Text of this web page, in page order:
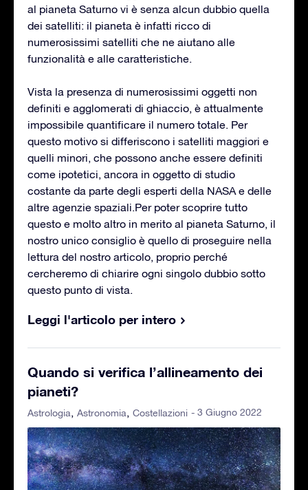
al pianeta Saturno vi è senza alcun dubbio quella
dei satelliti: il pianeta è infatti ricco di
numerosissimi satelliti che ne aiutano alle
funzionalità e alle caratteristiche.
Vista la presenza di numerosissimi oggetti non
definiti e agglomerati di ghiaccio, è attualmente
impossibile quantificare il numero totale. Per
questo motivo si differiscono i satelliti maggiori e
quelli minori, che possono anche essere definiti
come ipotetici, ancora in oggetto di studio
costante da parte degli esperti della NASA e delle
altre agenzie spaziali.Per poter scoprire tutto
questo e molto altro in merito al pianeta Saturno, il
nostro unico consiglio è quello di proseguire nella
lettura del nostro articolo, proprio perché
cercheremo di chiarire ogni singolo dubbio sotto
questo punto di vista.
Leggi l'articolo per intero
Quando si verifica l’allineamento dei
pianeti?
Astrologia Astronomia Costellazioni - 3 Giugno 2022